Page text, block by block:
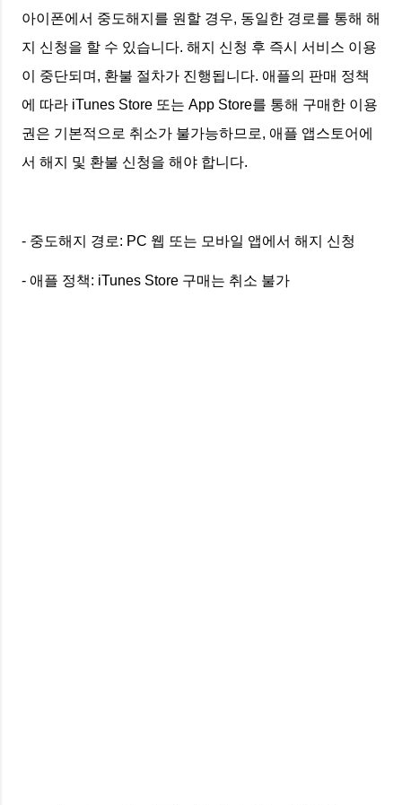
아이폰에서 중도해지를 원할 경우, 동일한 경로를 통해 해
지 신청을 할 수 있습니다. 해지 신청 후 즉시 서비스 이용
이 중단되며, 환불 절차가 진행됩니다. 애플의 판매 정책
에 따라 iTunes Store 또는 App Store를 통해 구매한 이용
권은 기본적으로 취소가 불가능하므로, 애플 앱스토어에
서 해지 및 환불 신청을 해야 합니다.
- 중도해지 경로: PC 웹 또는 모바일 앱에서 해지 신청
- 애플 정책: iTunes Store 구매는 취소 불가